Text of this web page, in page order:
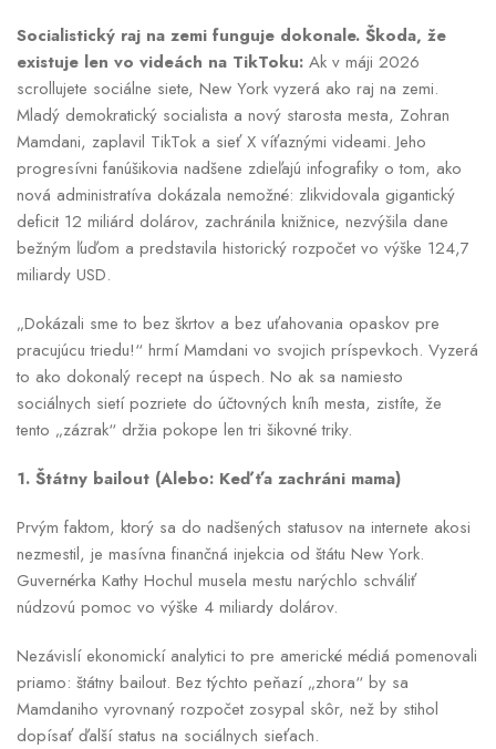
Socialistický raj na zemi funguje dokonale. Škoda, že
existuje len vo videách na TikToku: Ak v máji 2026
scrollujete sociálne siete, New York vyzerá ako raj na zemi.
Mladý demokratický socialista a nový starosta mesta, Zohran
Mamdani, zaplavil TikTok a sieť X víťaznými videami. Jeho
progresívni fanúšikovia nadšene zdieľajú infografiky o tom, ako
nová administratíva dokázala nemožné: zlikvidovala gigantický
deficit 12 miliárd dolárov, zachránila knižnice, nezvýšila dane
bežným ľuďom a predstavila historický rozpočet vo výške 124,7
miliardy USD.
„Dokázali sme to bez škrtov a bez uťahovania opaskov pre
pracujúcu triedu!“ hrmí Mamdani vo svojich príspevkoch. Vyzerá
to ako dokonalý recept na úspech. No ak sa namiesto
sociálnych sietí pozriete do účtovných kníh mesta, zistíte, že
tento „zázrak“ držia pokope len tri šikovné triky.
1. Štátny bailout (Alebo: Keď ťa zachráni mama)
Prvým faktom, ktorý sa do nadšených statusov na internete akosi
nezmestil, je masívna finančná injekcia od štátu New York.
Guvernérka Kathy Hochul musela mestu narýchlo schváliť
núdzovú pomoc vo výške 4 miliardy dolárov.
Nezávislí ekonomickí analytici to pre americké médiá pomenovali
priamo: štátny bailout. Bez týchto peňazí „zhora“ by sa
Mamdaniho vyrovnaný rozpočet zosypal skôr, než by stihol
dopísať ďalší status na sociálnych sieťach.